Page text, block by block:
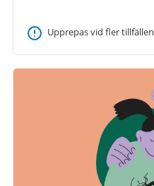
Upprepas vid fler tillfällen